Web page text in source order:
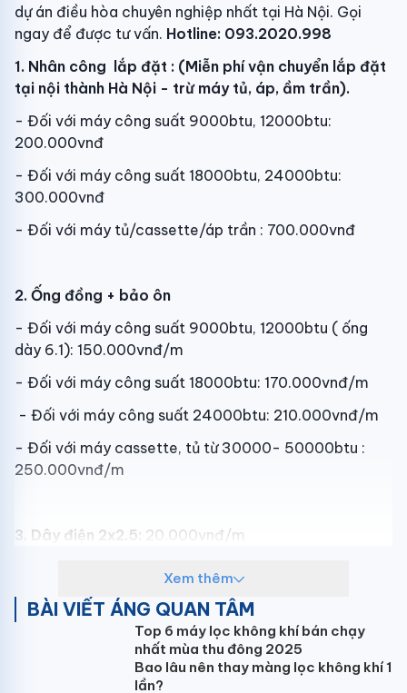
dự án điều hòa chuyên nghiệp nhất tại Hà Nội. Gọi
ngay để được tư vấn. Hotline: 093.2020.998
1. Nhân công lắp đặt : (Miễn phí vận chuyển lắp đặt
tại nội thành Hà Nội - trừ máy tủ, áp, ầm trần).
- Đối với máy công suất 9000btu, 12000btu:
200.000vnđ
- Đối với máy công suất 18000btu, 24000btu:
300.000vnđ
- Đối với máy tủ/cassette/áp trần : 700.000vnđ
2. Ống đồng + bảo ôn
- Đối với máy công suất 9000btu, 12000btu ( ống
dày 6.1): 150.000vnđ/m
- Đối với máy công suất 18000btu: 170.000vnđ/m
- Đối với máy công suất 24000btu: 210.000vnđ/m
- Đối với máy cassette, tủ từ 30000- 50000btu :
250.000vnđ/m
3. Dây điện 2x2.5: 20.000vnđ/m
4. Ống nước ruột gà:10.000vnđ/m
5. Ống nước PVC21,27:25.000vnđ/m
Xem thêm
BÀI VIẾT ÁNG QUAN TÂM
Top 6 máy lọc không khí bán chạy
nhất mùa thu đông 2025
Bao lâu nên thay màng lọc không khí 1
lần?